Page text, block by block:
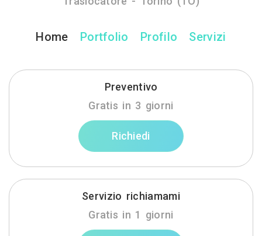
Home Portfolio Profilo Servizi
Preventivo
Gratis in 3 giorni
Richiedi
Servizio richiamami
Gratis in 1 giorni